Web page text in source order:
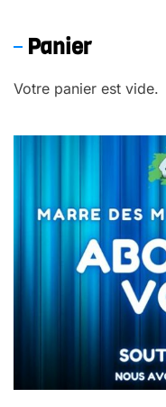
Panier
Votre panier est vide.